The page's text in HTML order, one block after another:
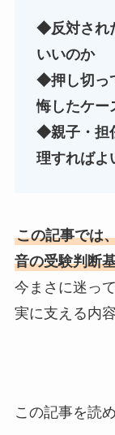
◆反対され
いいのか
◆押し切っ
悔したケー
◆親子・担
理すればよ
この記事では
音の受験判断
今まさに迷っ
実に支える内容
この記事を読